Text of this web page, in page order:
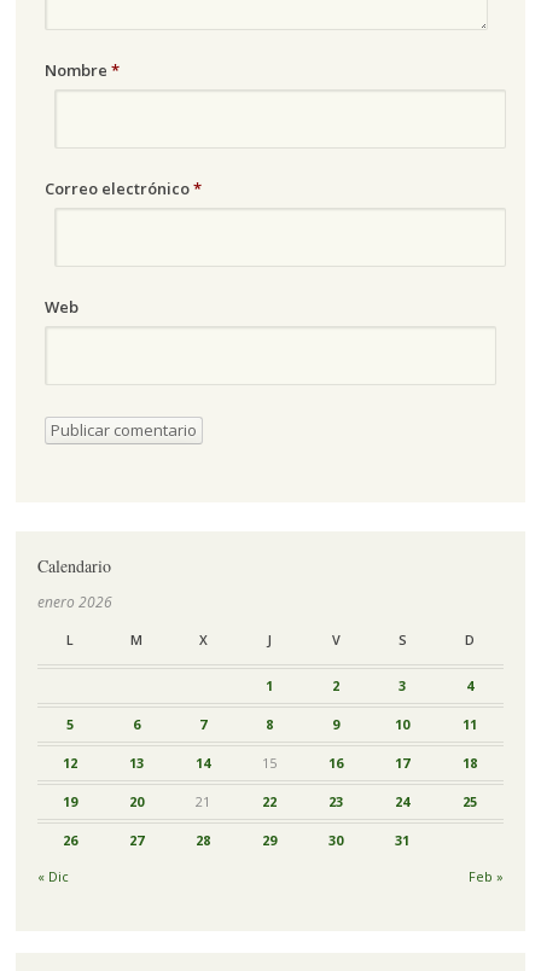
Nombre *
Correo electrónico*
Web
Calendario
enero 2026
L M X J V S D
« Dic Feb »
1 2 3 4
5 6 7 8 9 10 11
12 13 14 15 16 17 18
19 20 21 22 23 24 25
26 27 28 29 30 31